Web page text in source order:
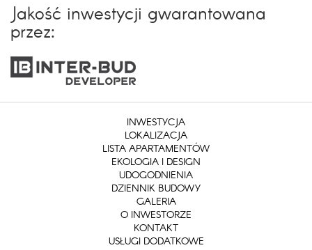
Jakość inwestycji gwarantowana
przez:
INWESTYCJA
LOKALIZACJA
LISTA APARTAMENTÓW
EKOLOGIA I DESIGN
UDOGODNIENIA
DZIENNIK BUDOWY
GALERIA
O INWESTORZE
KONTAKT
USŁUGI DODATKOWE